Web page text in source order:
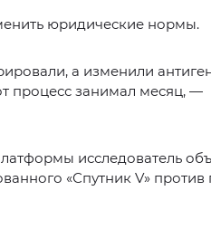
юридические нормы.
а изменили
процесс занимал месяц, —
исследователь
«Спутник V»